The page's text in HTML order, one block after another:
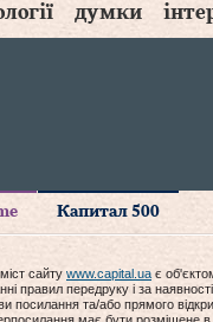
думки
Капитал 500
сайту www.capital.ua є
правил передруку і за
посилання та/або прямого